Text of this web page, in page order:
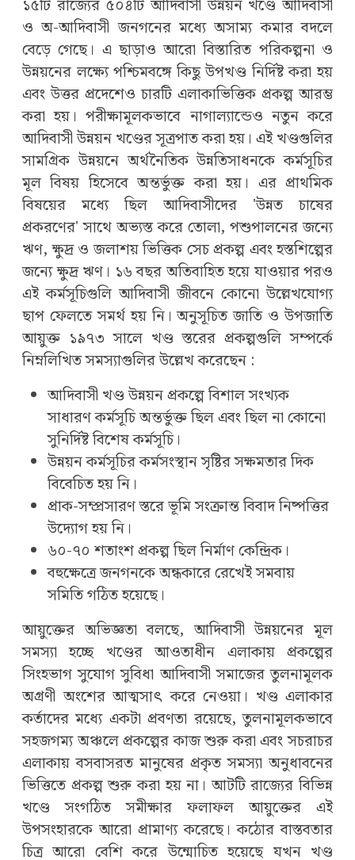
১৫টি রাজ্যের ৫০৪টি আদিবাসী উন্নয়ন খণ্ডে আদিবাসী
ও অ-আদিবাসী জনগনের মধ্যে অসাম্য কমার বদলে
বেড়ে গেছে। এ ছাড়াও আরো বিস্তারিত পরিকল্পনা ও
উন্নয়নের লক্ষ্যে পশ্চিমবঙ্গে কিছু উপখণ্ড নির্দিষ্ট করা হয়
এবং উত্তর প্রদেশেও চারটি এলাকাভিত্তিক প্রকল্প আরম্ভ
করা হয়। পরীক্ষামূলকভাবে নাগাল্যান্ডেও নতুন করে
আদিবাসী উন্নয়ন খণ্ডের সূত্রপাত করা হয়। এই খণ্ডগুলির
সামগ্রিক উন্নয়নে অর্থনৈতিক উন্নতিসাধনকে কর্মসূচির
মূল বিষয় হিসেবে অন্তর্ভুক্ত করা হয়। এর প্রাথমিক
বিষয়ের মধ্যে ছিল আদিবাসীদের 'উন্নত চাষের
প্রকরণের' সাথে অভ্যস্ত করে তোলা, পশুপালনের জন্যে
ঋণ, ক্ষুদ্র ও জলাশয় ভিত্তিক সেচ প্রকল্প এবং হস্তশিল্পের
জন্যে ক্ষুদ্র ঋণ। ১৬ বছর অতিবাহিত হয়ে যাওয়ার পরও
এই কর্মসূচিগুলি আদিবাসী জীবনে কোনো উল্লেখযোগ্য
ছাপ ফেলতে সমর্থ হয় নি। অনুসূচিত জাতি ও উপজাতি
আয়ুক্ত ১৯৭৩ সালে খণ্ড স্তরের প্রকল্পগুলি সম্পর্কে
নিম্নলিখিত সমস্যাগুলির উল্লেখ করেছেন :
আদিবাসী খণ্ড উন্নয়ন প্রকল্পে বিশাল সংখ্যক
সাধারণ কর্মসূচি অন্তর্ভুক্ত ছিল এবং ছিল না কোনো
সুনির্দিষ্ট বিশেষ কর্মসূচি।
উন্নয়ন কর্মসূচির কর্মসংস্থান সৃষ্টির সক্ষমতার দিক
বিবেচিত হয় নি।
প্রাক-সম্প্রসারণ স্তরে ভূমি সংক্রান্ত বিবাদ নিষ্পত্তির
উদ্যোগ হয় নি।
৬০-৭০ শতাংশ প্রকল্প ছিল নির্মাণ কেন্দ্রিক।
বহুক্ষেত্রে জনগনকে অন্ধকারে রেখেই সমবায়
সমিতি গঠিত হয়েছে।
আয়ুক্তের অভিজ্ঞতা বলছে, আদিবাসী উন্নয়নের মূল
সমস্যা হচ্ছে খণ্ডের আওতাধীন এলাকায় প্রকল্পের
সিংহভাগ সুযোগ সুবিধা আদিবাসী সমাজের তুলনামূলক
অগ্রণী অংশের আত্মসাৎ করে নেওয়া। খণ্ড এলাকার
কর্তাদের মধ্যে একটা প্রবণতা রয়েছে, তুলনামূলকভাবে
সহজগম্য অঞ্চলে প্রকল্পের কাজ শুরু করা এবং সচরাচর
এলাকায় বসবাসরত মানুষের প্রকৃত সমস্যা অনুধাবনের
ভিত্তিতে প্রকল্প শুরু করা হয় না। আটটি রাজ্যের বিভিন্ন
খণ্ডে সংগঠিত সমীক্ষার ফলাফল আয়ুক্তের এই
উপসংহারকে আরো প্রামাণ্য করেছে। কঠোর বাস্তবতার
চিত্র আরো বেশি করে উন্মোচিত হয়েছে যখন খণ্ড